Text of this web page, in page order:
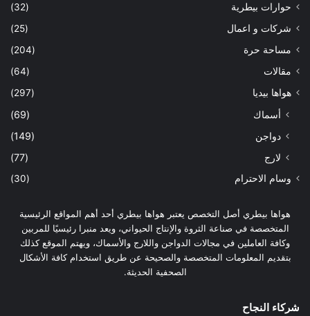
حوارات بيطرية
(32)
شركات و اعمال
(25)
مساحة حرة
(204)
مقالات
(64)
هواها بيديا
(297)
أسماك
(69)
دواجن
(149)
لارج
(77)
وسام الاحترام (30)
هواها بيطري أصل التخصص يعتبر هواها بيطري أحد أهم المواقع الرئيسية
المتخصصة في صناعة الثروة والإنتاج الحيواني، ويعد منبرا رئيسيًا للمربين
وكافة العاملين في مجالات الدواجن واللارج والأسماك، ويهتم الموقع كذلك
بتقديم المعلومات المتخصصة والصحيحة عن طريق استخدام كافة الأشكال
الصحفية الحديثة.
شركاء النجاح